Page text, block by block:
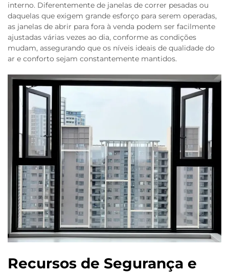
interno. Diferentemente de janelas de correr pesadas ou
daquelas que exigem grande esforço para serem operadas,
as janelas de abrir para fora à venda podem ser facilmente
ajustadas várias vezes ao dia, conforme as condições
mudam, assegurando que os níveis ideais de qualidade do
ar e conforto sejam constantemente mantidos.
Recursos de Segurança e